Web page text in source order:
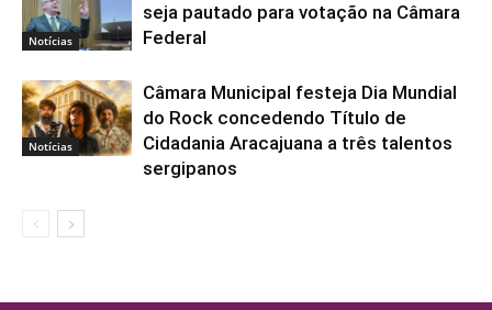
Notícias
seja pautado para votação na Câmara
Federal
Notícias
Câmara Municipal festeja Dia Mundial
do Rock concedendo Título de
Cidadania Aracajuana a três talentos
sergipanos